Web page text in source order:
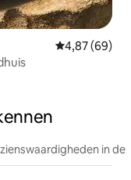
Gemiddelde
4,87 (69)
in de